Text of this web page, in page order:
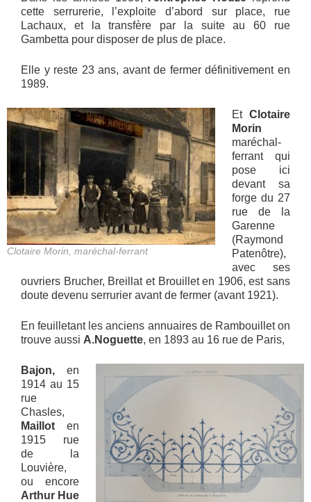
cette serrurerie, l’exploite d’abord sur place, rue
Lachaux, et la transfère par la suite au 60 rue
Gambetta pour disposer de plus de place.
Elle y reste 23 ans, avant de fermer définitivement en
1989.
Clotaire Morin, maréchal-ferrant
Et Clotaire
Morin
maréchal-
ferrant qui
pose ici
devant sa
forge du 27
rue de la
Garenne
(Raymond
Patenôtre),
avec ses
ouvriers Brucher, Breillat et Brouillet en 1906, est sans
doute devenu serrurier avant de fermer (avant 1921).
En feuilletant les anciens annuaires de Rambouillet on
trouve aussi A.Noguette, en 1893 au 16 rue de Paris,
Bajon, en
1914 au 15
rue
Chasles,
Maillot en
1915 rue
de la
Louvière,
ou encore
Arthur Hue